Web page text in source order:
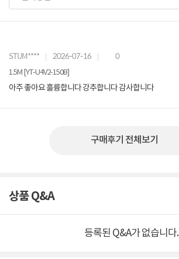
STUM**** 2026-07-16 0
1.5M [YT-U4V2-150B]
아주 좋아요 훌륭합니다 강추합니다 감사합니다
구매후기 전체보기
상품 Q&A
등록된 Q&A가 없습니다.